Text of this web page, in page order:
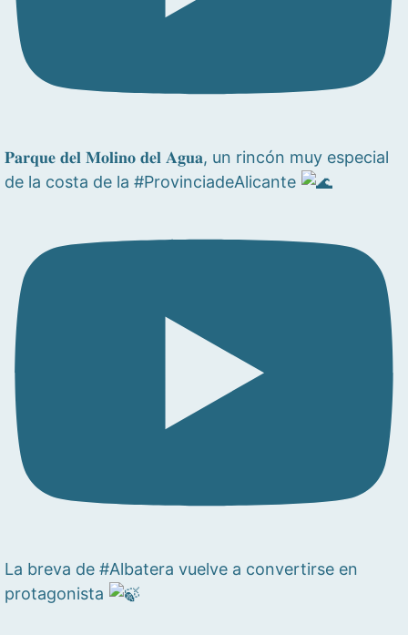
𝐏𝐚𝐫𝐪𝐮𝐞 𝐝𝐞𝐥 𝐌𝐨𝐥𝐢𝐧𝐨 𝐝𝐞𝐥 𝐀𝐠𝐮𝐚, un rincón muy especial
de la costa de la #ProvinciadeAlicante
La breva de #Albatera vuelve a convertirse en
protagonista